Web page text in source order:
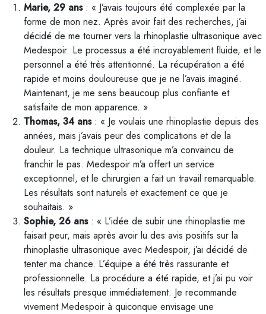
Marie, 29 ans: « J’avais toujours été complexée par la
forme de mon nez. Après avoir fait des recherches, j’ai
décidé de me tourner vers la rhinoplastie ultrasonique avec
Medespoir. Le processus a été incroyablement fluide, et le
personnel a été très attentionné. La récupération a été
rapide et moins douloureuse que je ne l’avais imaginé.
Maintenant, je me sens beaucoup plus confiante et
satisfaite de mon apparence. »
Thomas, 34 ans: « Je voulais une rhinoplastie depuis des
années, mais j’avais peur des complications et de la
douleur. La technique ultrasonique m’a convaincu de
franchir le pas. Medespoir m’a offert un service
exceptionnel, et le chirurgien a fait un travail remarquable.
Les résultats sont naturels et exactement ce que je
souhaitais. »
Sophie, 26 ans: « L’idée de subir une rhinoplastie me
faisait peur, mais après avoir lu des avis positifs sur la
rhinoplastie ultrasonique avec Medespoir, j’ai décidé de
tenter ma chance. L’équipe a été très rassurante et
professionnelle. La procédure a été rapide, et j’ai pu voir
les résultats presque immédiatement. Je recommande
vivement Medespoir à quiconque envisage une